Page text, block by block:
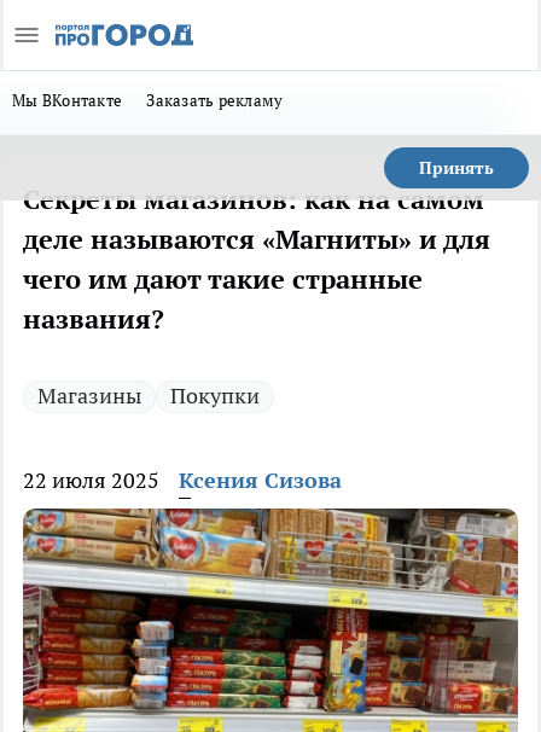
Мы ВКонтакте Заказать рекламу
Принять
Секреты магазинов: как на самом
деле называются «Магниты» и для
чего им дают такие странные
названия?
Магазины Покупки
22 июля 2025 Ксения Сизова